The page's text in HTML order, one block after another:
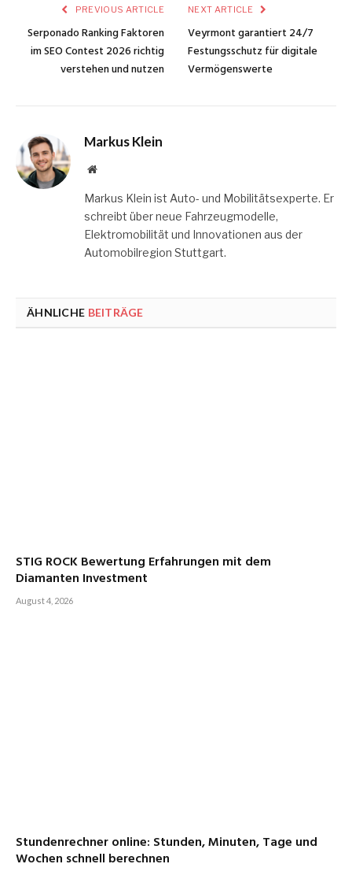
PREVIOUS ARTICLE
Serponado Ranking Faktoren
im SEO Contest 2026 richtig
verstehen und nutzen
NEXT ARTICLE
Veyrmont garantiert 24/7
Festungsschutz für digitale
Vermögenswerte
Markus Klein
Website
Markus Klein ist Auto- und Mobilitätsexperte. Er
schreibt über neue Fahrzeugmodelle,
Elektromobilität und Innovationen aus der
Automobilregion Stuttgart.
ÄHNLICHE BEITRÄGE
STIG ROCK Bewertung Erfahrungen mit dem
Diamanten Investment
August 4, 2026
Stundenrechner online: Stunden, Minuten, Tage und
Wochen schnell berechnen